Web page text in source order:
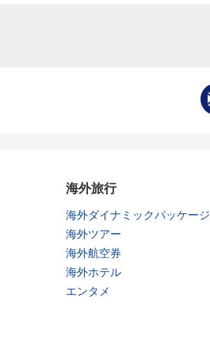
海外旅行
海外ダイナミックパッケージ
海外ツアー
海外航空券
海外ホテル
エンタメ